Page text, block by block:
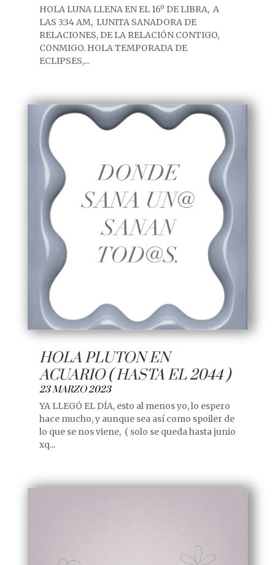
HOLA LUNA LLENA EN EL 16º DE LIBRA, A
LAS 3:34 AM, LUNITA SANADORA DE
RELACIONES, DE LA RELACIÓN CONTIGO,
CONMIGO. HOLA TEMPORADA DE
ECLIPSES,...
HOLA PLUTON EN
ACUARIO ( HASTA EL 2044 )
23 MARZO 2023
YA LLEGÓ EL DÍA, esto al menos yo, lo espero
hace mucho, y aunque sea así como spoiler de
lo que se nos viene, ( solo se queda hasta junio
xq...